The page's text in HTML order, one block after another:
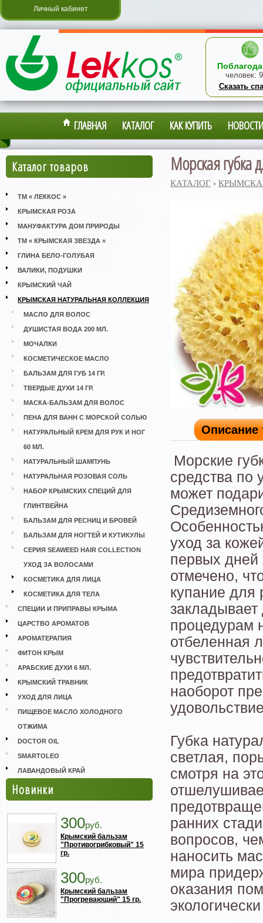
Личный кабинет
человек:
Сказать
ГЛАВНАЯ КАТАЛОГ КАК КУПИТЬ НОВОСТИ
Каталог товаров
ТМ « ЛЕККОС »
КРЫМСКАЯ РОЗА
МАНУФАКТУРА ДОМ ПРИРОДЫ
ТМ « КРЫМСКАЯ ЗВЕЗДА »
ГЛИНА БЕЛО-ГОЛУБАЯ
ВАЛИКИ, ПОДУШКИ
КРЫМСКИЙ ЧАЙ
КРЫМСКАЯ НАТУРАЛЬНАЯ КОЛЛЕКЦИЯ
МАСЛО ДЛЯ ВОЛОС
ДУШИСТАЯ ВОДА 200 МЛ.
МОЧАЛКИ
КОСМЕТИЧЕСКОЕ МАСЛО
БАЛЬЗАМ ДЛЯ ГУБ 14 ГР.
ТВЕРДЫЕ ДУХИ 14 ГР.
МАСКА-БАЛЬЗАМ ДЛЯ ВОЛОС
ПЕНА ДЛЯ ВАНН С МОРСКОЙ СОЛЬЮ
НАТУРАЛЬНЫЙ КРЕМ ДЛЯ РУК И НОГ
60 МЛ.
НАТУРАЛЬНЫЙ ШАМПУНЬ
НАТУРАЛЬНАЯ РОЗОВАЯ СОЛЬ
НАБОР КРЫМСКИХ СПЕЦИЙ ДЛЯ
ГЛИНТВЕЙНА
БАЛЬЗАМ ДЛЯ РЕСНИЦ И БРОВЕЙ
БАЛЬЗАМ ДЛЯ НОГТЕЙ И КУТИКУЛЫ
СЕРИЯ SEAWEED HAIR COLLECTION
УХОД ЗА ВОЛОСАМИ
КОСМЕТИКА ДЛЯ ЛИЦА
КОСМЕТИКА ДЛЯ ТЕЛА
СПЕЦИИ И ПРИПРАВЫ КРЫМА
ЦАРСТВО АРОМАТОВ
АРОМАТЕРАПИЯ
ФИТОН КРЫМ
АРАБСКИЕ ДУХИ 6 МЛ.
КРЫМСКИЙ ТРАВНИК
УХОД ДЛЯ ЛИЦА
ПИЩЕВОЕ МАСЛО ХОЛОДНОГО
ОТЖИМА
DOCTOR OIL
SMARTOLEO
ЛАВАНДОВЫЙ КРАЙ
Новинки
300руб.
Крымский бальзам
"Противогрибковый" 15
гр.
300руб.
Крымский бальзам
"Прогревающий" 15 гр.
Морская губка
КАТАЛОГ ›
Описание
Морские
средства по
может
уход за
первых дней
отмечено,
купание для
процедурам
отбеленная
наоборот
Губка
светлая,
смотря на
ранних
вопросов,
наносить
мира
оказания